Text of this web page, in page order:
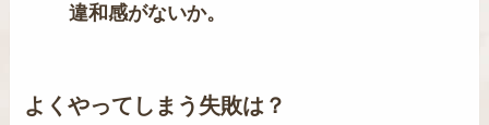
違和感がないか。
よくやってしまう失敗は？